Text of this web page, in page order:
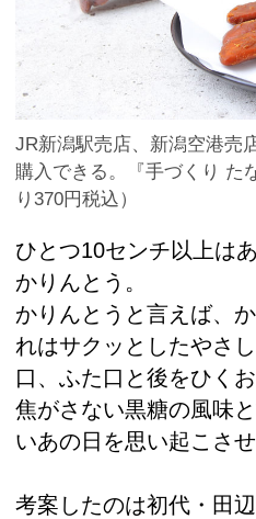
JR新潟駅売店、新潟空港売
購入できる。『手づくり た
り370円税込）
ひとつ10センチ以上は
かりんとう。
かりんとうと言えば、
れはサクッとしたやさ
口、ふた口と後をひくお
焦がさない黒糖の風味
いあの日を思い起こさせ
考案したのは初代・田辺